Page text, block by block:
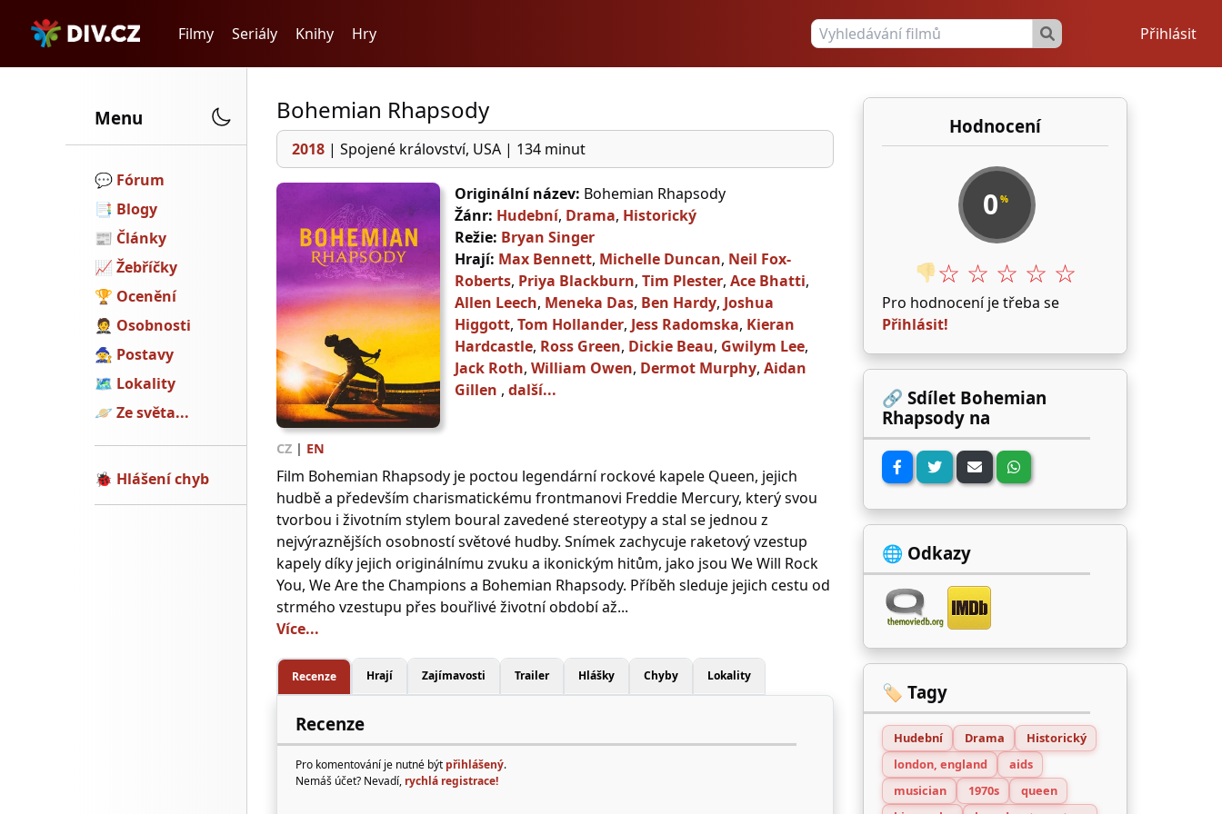
Filmy Seriály Knihy Hry Přihlásit
Menu
💬️ Fórum
📑 Blogy
📰 Články
📈 Žebříčky
🏆 Ocenění
🤵 Osobnosti
🧙 Postavy
🗺 Lokality
🪐 Ze světa...
🐞 Hlášení chyb
Bohemian Rhapsody
2018 | Spojené království, USA | 134 minut
Originální název: Bohemian Rhapsody
Žánr: Hudební, Drama, Historický
Režie: Bryan Singer
Hrají: Max Bennett, Michelle Duncan, Neil Fox-
Roberts, Priya Blackburn, Tim Plester, Ace Bhatti,
Allen Leech, Meneka Das, Ben Hardy, Joshua
Higgott, Tom Hollander, Jess Radomska, Kieran
Hardcastle, Ross Green, Dickie Beau, Gwilym Lee,
Jack Roth, William Owen, Dermot Murphy, Aidan
Gillen , další...
CZ | EN
Film Bohemian Rhapsody je poctou legendární rockové kapele Queen, jejich
hudbě a především charismatickému frontmanovi Freddie Mercury, který svou
tvorbou i životním stylem boural zavedené stereotypy a stal se jednou z
nejvýraznějších osobností světové hudby. Snímek zachycuje raketový vzestup
kapely díky jejich originálnímu zvuku a ikonickým hitům, jako jsou We Will Rock
You, We Are the Champions a Bohemian Rhapsody. Příběh sleduje jejich cestu od
strmého vzestupu přes bouřlivé životní období až...
Více...
Recenze Hrají Zajímavosti Trailer Hlášky Chyby Lokality
Recenze
Pro komentování je nutné být přihlášený.
Nemáš účet? Nevadí, rychlá registrace!
Hodnocení
0 %
👎☆ ☆ ☆ ☆ ☆
Pro hodnocení je třeba se
Přihlásit!
🔗 Sdílet Bohemian
Rhapsody na
🌐 Odkazy
🏷️ Tagy
Hudební Drama
Historický
london, england
aids
musician
1970s
queen